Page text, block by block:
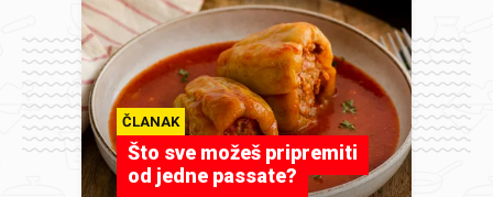
ČLANAK
Što sve možeš pripremiti
od jedne passate?